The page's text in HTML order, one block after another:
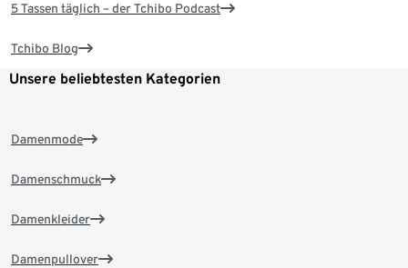
5 Tassen täglich – der Tchibo Podcast
Tchibo Blog
Unsere beliebtesten Kategorien
Damenmode
Damenschmuck
Damenkleider
Damenpullover